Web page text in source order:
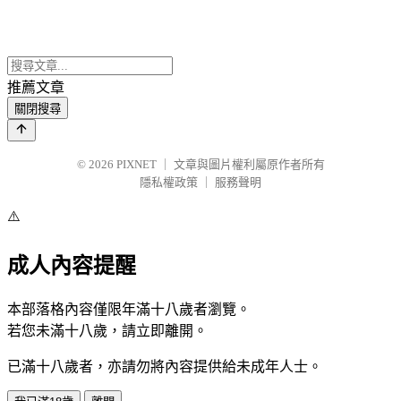
推薦文章
關閉搜尋
© 2026 PIXNET
文章與圖片權利屬原作者所有
隱私權政策
服務聲明
⚠️
成人內容提醒
本部落格內容僅限年滿十八歲者瀏覽。
若您未滿十八歲，請立即離開。
已滿十八歲者，亦請勿將內容提供給未成年人士。